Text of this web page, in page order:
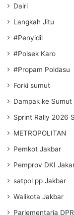
Dairi
Langkah Jitu
#Penyidil
#Polsek Karo
#Propam Poldasu
Forki sumut
Dampak ke Sumut
Sprint Rally 2026
METROPOLITAN
Pemkot Jakbar
Pemprov DKI
satpol pp Jakbar
Walikota Jakbar
Parlementaria